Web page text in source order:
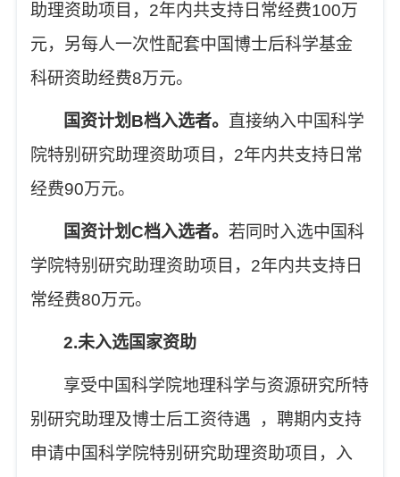
助理资助项目 ， 2年内共支持日常经费100万
元，另每人一次性配套中国博士后科学基金
科研资助经费8万元。
国资计划 B档入选者。 直接纳入中国科学
院特别研究助理资助项目 ， 2年内共支持日常
经费90万元。
国资计划C档入选者。若同时入选中国科
学院特别研究助理资助项目， 2年内共支持日
常经费80万元。
2.未入选国家资助
享受中国科学院地理科学与资源研究所特
别研究助理及博士后工资待遇
，聘期内支持
申请中国科学院特别研究助理资助项目，入